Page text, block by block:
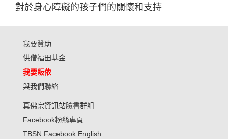
對於身心障礙的孩子們的關懷和支持
我要贊助
供僧福田基金
我要皈依
與我們聯絡
真佛宗資訊站臉書群組
Facebook粉絲專頁
TBSN Facebook English